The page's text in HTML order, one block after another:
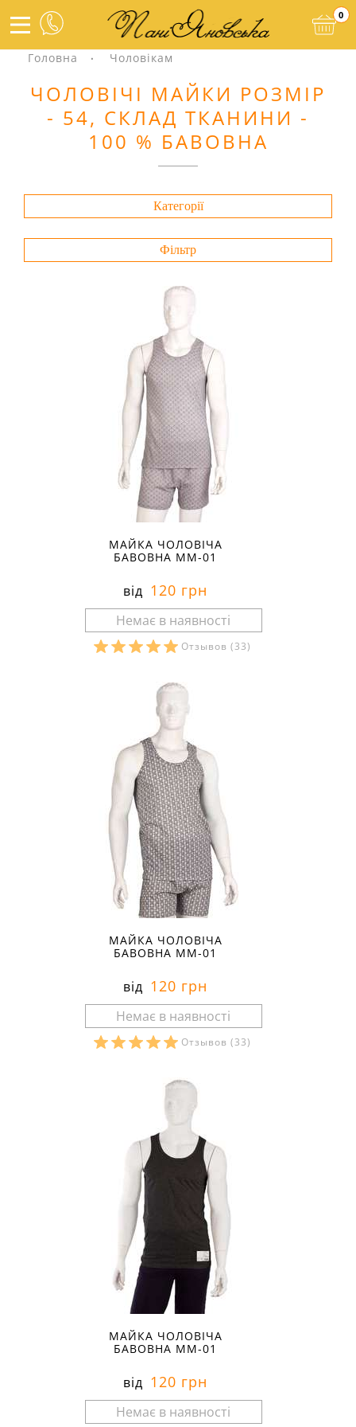
0
Головна Чоловікам
ЧОЛОВІЧІ МАЙКИ РОЗМІР
- 54, СКЛАД ТКАНИНИ -
100 % БАВОВНА
Категорії
Фільтр
МАЙКА ЧОЛОВІЧА
БАВОВНА ММ-01
від 120 грн
Отзывов (33)
МАЙКА ЧОЛОВІЧА
БАВОВНА ММ-01
від 120 грн
Отзывов (33)
МАЙКА ЧОЛОВІЧА
БАВОВНА ММ-01
від 120 грн